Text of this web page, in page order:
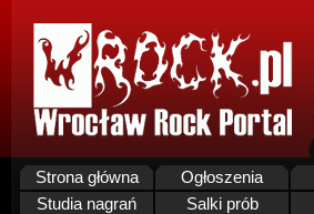
Strona główna Ogłoszenia
Studia nagrań
Salki prób